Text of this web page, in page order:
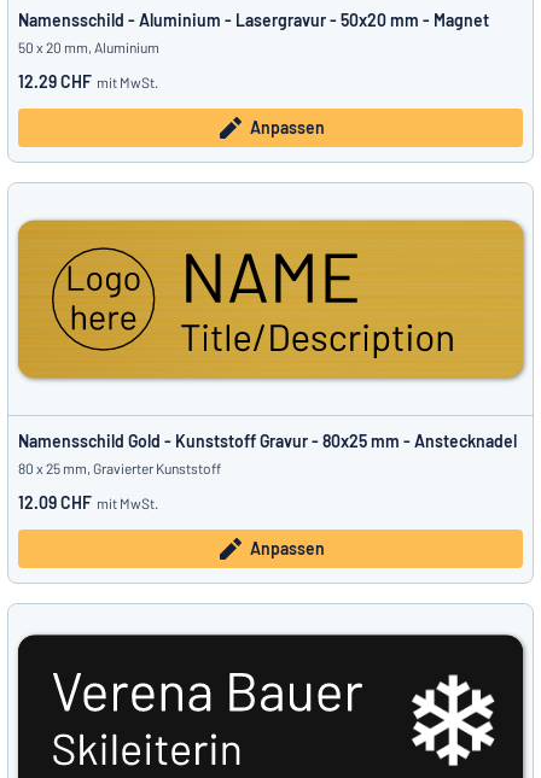
Namensschild - Aluminium - Lasergravur - 50x20 mm - Magnet
50 x 20 mm, Aluminium
12.29 CHF mit MwSt.
Anpassen
Namensschild Gold - Kunststoff Gravur - 80x25 mm - Anstecknadel
80 x 25 mm, Gravierter Kunststoff
12.09 CHF mit MwSt.
Anpassen